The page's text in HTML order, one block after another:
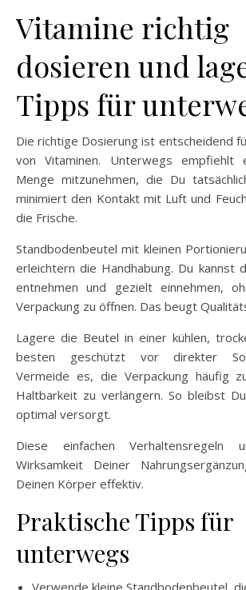
Vitamine richtig
dosieren und
Tipps für
Die richtige Dosierung ist entscheidend
von Vitaminen. Unterwegs
Menge mitzunehmen, die Du
minimiert den Kontakt mit Luft und
die Frische.
Standbodenbeutel mit kleinen
erleichtern die Handhabung. Du kannst
entnehmen und gezielt einnehmen,
Verpackung zu öffnen. Das beugt
Lagere die Beutel in einer kühlen,
besten geschützt vor direkter
Vermeide es, die Verpackung häufig
Haltbarkeit zu verlängern. So bleibst
optimal versorgt.
Diese einfachen Verhaltensregeln
Wirksamkeit Deiner
Deinen Körper effektiv.
Praktische Tipps für
unterwegs
Verwende kleine Standbodenbeutel,